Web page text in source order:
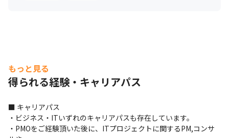
もっと見る
得られる経験・キャリアパス
■ キャリアパス
・ビジネス・ITいずれのキャリアパスも存在しています。
・PMOをご経験頂いた後に、ITプロジェクトに関するPM,コンサ